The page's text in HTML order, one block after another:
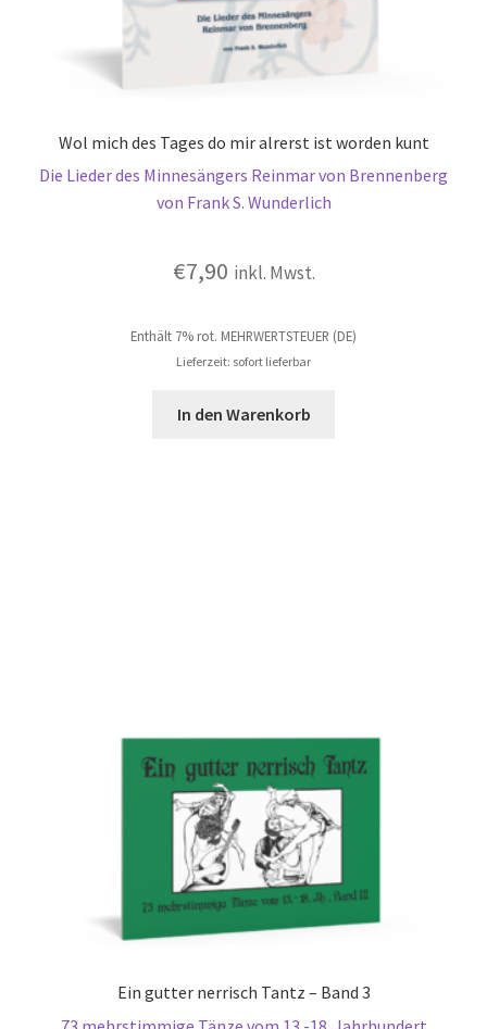
Wol mich des Tages do mir alrerst ist worden kunt
Die Lieder des Minnesängers Reinmar von Brennenberg
von Frank S. Wunderlich
€7,90 inkl. Mwst.
Enthält 7% rot. MEHRWERTSTEUER (DE)
Lieferzeit: sofort lieferbar
In den Warenkorb
Ein gutter nerrisch Tantz – Band 3